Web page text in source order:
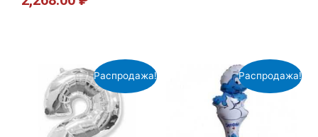
Распродажа! Распродажа!